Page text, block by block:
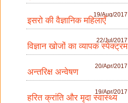
19/Aug/2017
इसरो की वैज्ञानिक महिलाएँ
22/Jul/2017
विज्ञान खोजों का व्यापक स्पेक्ट्रम
20/Apr/2017
अन्तरिक्ष अन्वेषण
19/Apr/2017
हरित क्रांति और मृदा स्वास्थ्य